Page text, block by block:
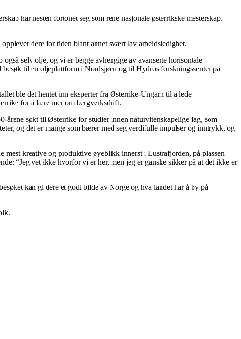
har nesten fortonet seg som rene nasjonale østerrikske mesterskap.
dere for tiden blant annet svært lav arbeidsledighet.
selv olje, og vi er begge avhengige av avanserte horisontale
til en oljeplattform i Nordsjøen og til Hydros forskningssenter på
ble det hentet inn eksperter fra Østerrike-Ungarn til å lede
for å lære mer om bergverksdrift.
årene søkt til Østerrike for studier innen naturvitenskapelige fag, som
og det er mange som bærer med seg verdifulle impulser og inntrykk, og
kreative og produktive øyeblikk innerst i Lustrafjorden, på plassen
“Jeg vet ikke hvorfor vi er her, men jeg er ganske sikker på at det ikke er
kan gi dere et godt bilde av Norge og hva landet har å by på.